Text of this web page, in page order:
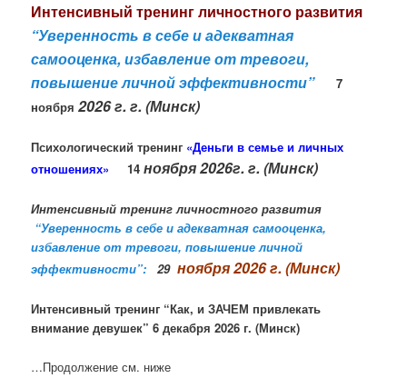
Интенсивный тренинг личностного развития
“Уверенность в себе и адекватная
самооценка, избавление от тревоги,
повышение личной эффективности”7
ноября2026 г. г. (Минск)
Психологический тренинг «Деньги в семье и личных
отношениях»14ноября 2026г. г. (Минск)
Интенсивный тренинг личностного развития
“Уверенность в себе и адекватная самооценка,
избавление от тревоги, повышение личной
эффективности”:29ноября2026 г. (Минск)
Интенсивный тренинг “Как, и ЗАЧЕМ привлекать
внимание девушек” 6 декабря 2026 г. (Минск)
…Продолжение см. ниже